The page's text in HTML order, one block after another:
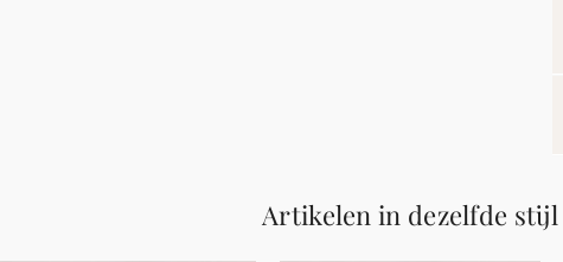
Artikelen in dezelfde stijl